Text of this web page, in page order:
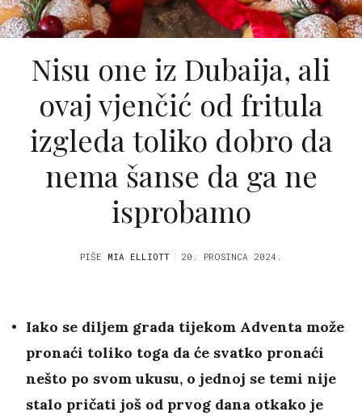
Nisu one iz Dubaija, ali
ovaj vjenčić od fritula
izgleda toliko dobro da
nema šanse da ga ne
isprobamo
PIŠE MIA ELLIOTT 20. PROSINCA 2024.
Iako se diljem grada tijekom Adventa može
pronaći toliko toga da će svatko pronaći
nešto po svom ukusu, o jednoj se temi nije
stalo pričati još od prvog dana otkako je